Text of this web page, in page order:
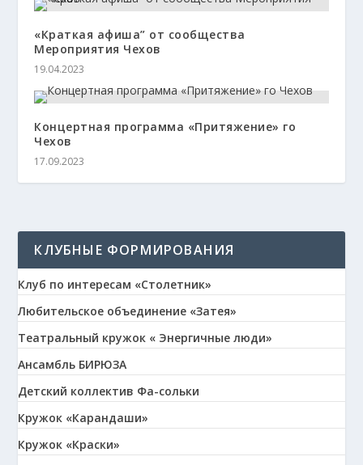
«Краткая афиша” от сообщества
Мероприятия Чехов
19.04.2023
Концертная программа «Притяжение» го
Чехов
17.09.2023
КЛУБНЫЕ ФОРМИРОВАНИЯ
Клуб по интересам «Столетник»
Любительское объединение «Затея»
Театральный кружок « Энергичные люди»
Ансамбль БИРЮЗА
Детский коллектив Фа-сольки
Кружок «Карандаши»
Кружок «Краски»